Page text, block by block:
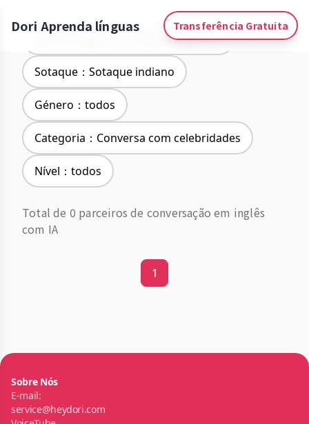
Dori Aprenda línguas Transferência Gratuita
Aprendizagem de Línguas：Japonês
Sotaque：Sotaque indiano
Género：todos
Categoria：Conversa com celebridades
Nível：todos
Total de 0 parceiros de conversação em inglês
com IA
1
Sobre Nós
E-mail:
service@heydori.com